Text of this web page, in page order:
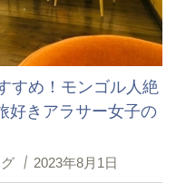
すめ！モンゴル人絶
好きアラサー女子の
2023年8月1日